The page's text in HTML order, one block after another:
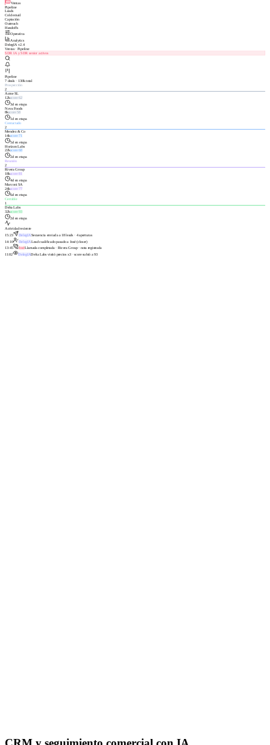
Ventas
Pipeline
Leads
Cold email
Captación
Outreach
Handoffs
Operativa
Analytics
DelegIA v2.4
Ventas · Pipeline
SDR IA y SDR senior activos
Pipeline
7 deals · 130k total
Prospección
2
Acme SL
12kscore62
3d en etapa
Nova Foods
8kscore58
1d en etapa
Contactado
2
Mendez & Co
14kscore71
5d en etapa
Horizon Labs
22kscore68
2d en etapa
Reunión
2
Rivera Group
18kscore
4d en etapa
Marconi SA
24kscore77
6d en etapa
Cerrable
1
Delta Labs
32kscore93
2d en etapa
Actividad reciente
15:23 DelegIASecuencia enviada a 18 leads · 4 aperturas
14:10 DelegIALead cualificado pasado a José (closer)
13:45
JoséLlamada completada · Rivera Group · nota registrada
11:02
DelegIADelta Labs visitó precios x3 · score subió a 93